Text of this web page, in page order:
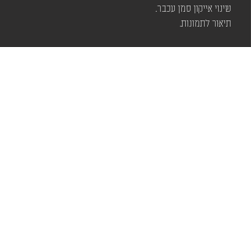
שינוי אייקון סמן עכבר.
תיאור לתמונות.